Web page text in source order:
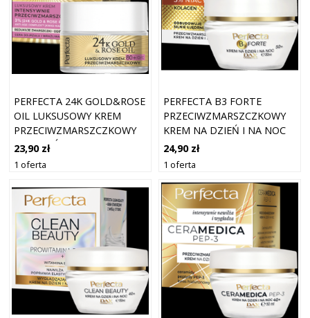
PERFECTA 24K GOLD&ROSE
OIL LUKSUSOWY KREM
PRZECIWZMARSZCZKOWY
NA DZIEŃ I NA NOC 80+
23,90 zł
1 oferta
PERFECTA B3 FORTE
PRZECIWZMARSZCZKOWY
KREM NA DZIEŃ I NA NOC
50+ Z 5% NIACYNAMIDEM
24,90 zł
1 oferta